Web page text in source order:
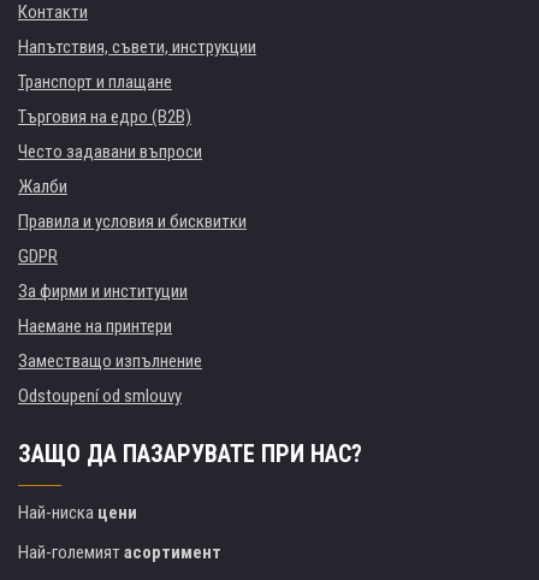
Контакти
Напътствия, съвети, инструкции
Транспорт и плащане
Търговия на едро (B2B)
Често задавани въпроси
Жалби
Правила и условия и бисквитки
GDPR
За фирми и институции
Наемане на принтери
Заместващо изпълнение
Odstoupení od smlouvy
ЗАЩО ДА ПАЗАРУВАТЕ ПРИ НАС?
Най-ниска цени
Най-големиятасортимент